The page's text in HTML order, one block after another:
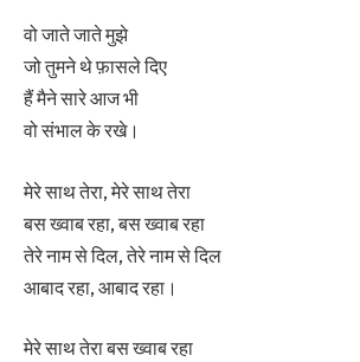
वो जाते जाते मुझे
जो तुमने थे फ़ासले दिए
हैं मैने सारे आज भी
वो संभाल के रखे।
मेरे साथ तेरा, मेरे साथ तेरा
बस ख्वाब रहा, बस ख्वाब रहा
तेरे नाम से दिल, तेरे नाम से दिल
आबाद रहा, आबाद रहा।
मेरे साथ तेरा बस ख्वाब रहा